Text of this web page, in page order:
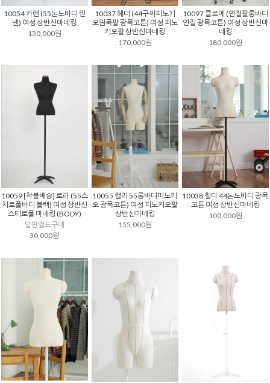
10054 카렌 (55논노바디 린
넨) 여성 상반신마네킹
130,000원
10037 헤더 (44구찌피노키
오원목팔 광목코튼) 여성 피노
키오팔 상반신마네킹
170,000원
10097 클로에 (연질팔롱바디
연질 광목코튼) 여성 상반신마
네킹
180,000원
10059 [착불배송] 로라 (55스
치로폴바디 블랙) 여성 상반신
스티로폴 마네킹 (BODY)
발판별도구매
30,000원
10055 캘리 55롱바디피노키
오 광목코튼) 여성 피노키오팔
상반신마네킹
155,000원
10038 힐다 44논노바디 광목
코튼 여성 상반신마네킹
100,000원